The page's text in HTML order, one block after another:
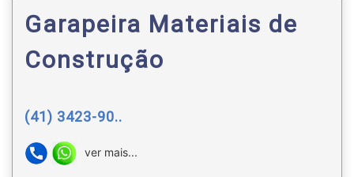
Garapeira Materiais de
Construção
(41) 3423-90..
ver mais...